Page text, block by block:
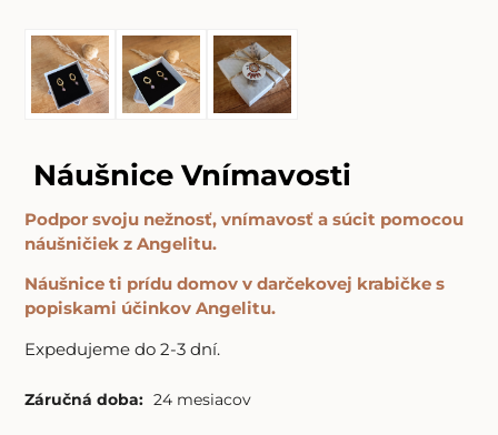
Náušnice Vnímavosti
Podpor svoju nežnosť, vnímavosť a súcit pomocou
náušničiek z Angelitu.
Náušnice ti prídu domov v darčekovej krabičke s
popiskami účinkov Angelitu.
Expedujeme do 2-3 dní.
Záručná doba: 24 mesiacov